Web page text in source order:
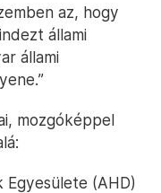
az, hogy
állami
állami
mozgóképpel
(AHD)